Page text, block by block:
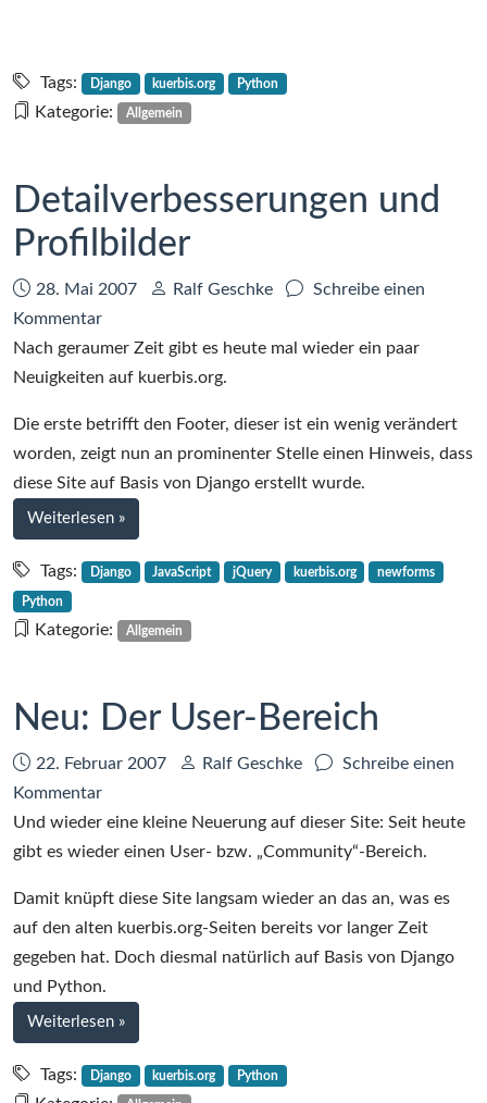
Tags: Django kuerbis.org Python
Kategorie: Allgemein
Detailverbesserungen und
Profilbilder
Datum:
28. Mai 2007 Autor:
Ralf Geschke
Schreibe einen
Kommentarzu
Detailverbesserungen
und
Nach geraumer Zeit gibt es heute mal wieder ein paar
Neuigkeiten auf kuerbis.org.
Die erste betrifft den Footer, dieser ist ein wenig verändert
worden, zeigt nun an prominenter Stelle einen Hinweis, dass
diese Site auf Basis von Django erstellt wurde.
Weiterlesen bei
Detailverbesserungen
und
»
Tags: Django JavaScript jQuery kuerbis.org newforms
Python
Kategorie: Allgemein
Neu: Der User-Bereich
Datum:
22. Februar 2007 Autor:
Ralf Geschke
Schreibe einen
Kommentarzu
Neu:
Der
Bereich
Und wieder eine kleine Neuerung auf dieser Site: Seit heute
gibt es wieder einen User- bzw. „Community“-Bereich.
Damit knüpft diese Site langsam wieder an das an, was es
auf den alten kuerbis.org-Seiten bereits vor langer Zeit
gegeben hat. Doch diesmal natürlich auf Basis von Django
und Python.
Weiterlesen bei
Neu:
Der
User-
»
Tags: Django kuerbis.org Python